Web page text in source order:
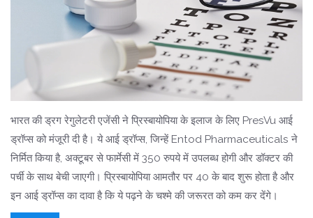
भारत की ड्रग रेगुलेटरी एजेंसी ने प्रिस्बायोपिया के इलाज के लिए PresVu आई
ड्रॉप्स को मंजूरी दी है। ये आई ड्रॉप्स, जिन्हें Entod Pharmaceuticals ने
निर्मित किया है, अक्टूबर से फार्मेसी में 350 रुपये में उपलब्ध होगी और डॉक्टर की
पर्ची के साथ बेची जाएगी। प्रिस्बायोपिया आमतौर पर 40 के बाद शुरू होता है और
इन आई ड्रॉप्स का दावा है कि ये पढ़ने के चश्मे की जरूरत को कम कर देंगे।